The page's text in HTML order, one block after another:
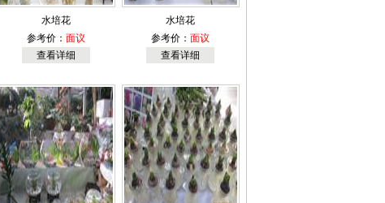
水培花
参考价： 面议
查看详细
水培花
参考价： 面议
查看详细